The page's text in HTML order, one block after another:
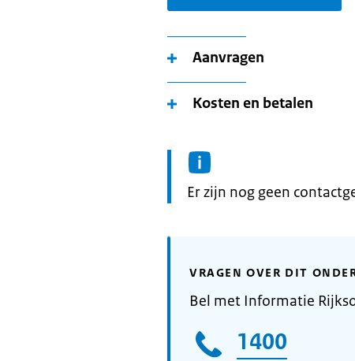
Aanvragen
Kosten en betalen
Informatie:
Er zijn nog geen
VRAGEN OVER DIT
Bel met Informatie
1400